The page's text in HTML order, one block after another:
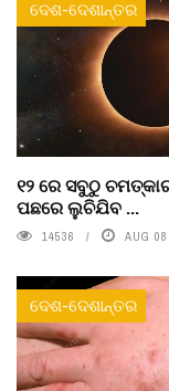
ଦେଶ-ଦେଶାନ୍ତର
୧୨ ରେ ସବୁଠୁ
ପଛରେ ଲୁଚିଯିବ ...
14536 AUG
ଦେଶ-ଦେଶାନ୍ତର